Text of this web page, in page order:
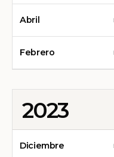
Abril
Febrero
2023
Diciembre